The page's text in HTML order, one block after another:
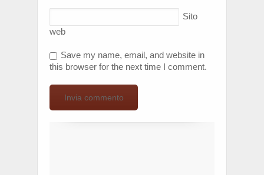
Sito
web
Save my name, email, and website in
this browser for the next time I comment.